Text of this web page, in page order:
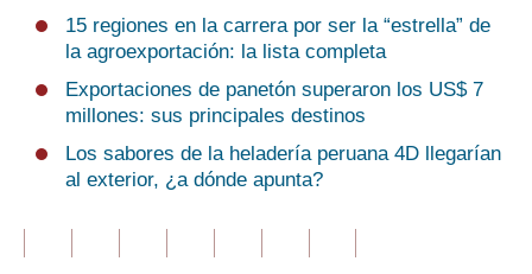
15 regiones en la carrera por ser la “estrella” de
la agroexportación: la lista completa
Exportaciones de panetón superaron los US$ 7
millones: sus principales destinos
Los sabores de la heladería peruana 4D llegarían
al exterior, ¿a dónde apunta?